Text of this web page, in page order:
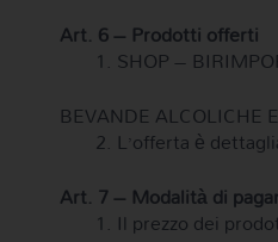
Art. 6 – Prodotti offerti
SHOP –
BEVANDE ALCOLICHE
L’offerta è
Art. 7 – Modalità di
Il prezzo dei